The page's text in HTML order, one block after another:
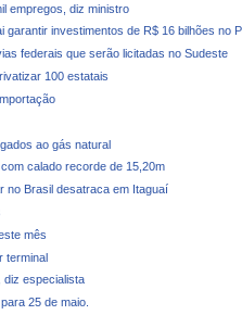
empregos, diz ministro
investimentos de R$ 16 bilhões no
federais que serão licitadas no Sudeste
100 estatais
ao gás natural
calado recorde de 15,20m
no Brasil desatraca em Itaguaí
mês
terminal
diz especialista
25 de maio.